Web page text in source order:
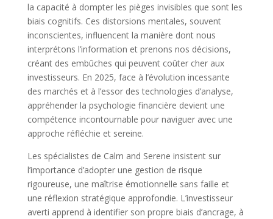
la capacité à dompter les pièges invisibles que sont les
biais cognitifs. Ces distorsions mentales, souvent
inconscientes, influencent la manière dont nous
interprétons l’information et prenons nos décisions,
créant des embûches qui peuvent coûter cher aux
investisseurs. En 2025, face à l’évolution incessante
des marchés et à l’essor des technologies d’analyse,
appréhender la psychologie financière devient une
compétence incontournable pour naviguer avec une
approche réfléchie et sereine.
Les spécialistes de Calm and Serene insistent sur
l’importance d’adopter une gestion de risque
rigoureuse, une maîtrise émotionnelle sans faille et
une réflexion stratégique approfondie. L’investisseur
averti apprend à identifier son propre biais d’ancrage, à